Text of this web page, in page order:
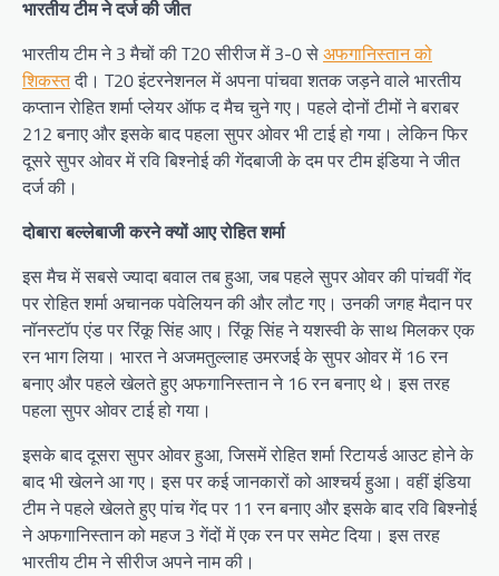
भारतीय टीम ने दर्ज की जीत
भारतीय टीम ने 3 मैचों की T20 सीरीज में 3-0 सेअफगानिस्तान को
शिकस्तदी। T20 इंटरनेशनल में अपना पांचवा शतक जड़ने वाले भारतीय
कप्तान रोहित शर्मा प्लेयर ऑफ द मैच चुने गए। पहले दोनों टीमों ने बराबर
212 बनाए और इसके बाद पहला सुपर ओवर भी टाई हो गया। लेकिन फिर
दूसरे सुपर ओवर में रवि बिश्नोई की गेंदबाजी के दम पर टीम इंडिया ने जीत
दर्ज की।
दोबारा बल्लेबाजी करने क्यों आए रोहित शर्मा
इस मैच में सबसे ज्यादा बवाल तब हुआ, जब पहले सुपर ओवर की पांचवीं गेंद
पर रोहित शर्मा अचानक पवेलियन की और लौट गए। उनकी जगह मैदान पर
नॉनस्टॉप एंड पर रिंकू सिंह आए। रिंकू सिंह ने यशस्वी के साथ मिलकर एक
रन भाग लिया। भारत ने अजमतुल्लाह उमरजई के सुपर ओवर में 16 रन
बनाए और पहले खेलते हुए अफगानिस्तान ने 16 रन बनाए थे। इस तरह
पहला सुपर ओवर टाई हो गया।
इसके बाद दूसरा सुपर ओवर हुआ, जिसमें रोहित शर्मा रिटायर्ड आउट होने के
बाद भी खेलने आ गए। इस पर कई जानकारों को आश्चर्य हुआ। वहीं इंडिया
टीम ने पहले खेलते हुए पांच गेंद पर 11 रन बनाए और इसके बाद रवि बिश्नोई
ने अफगानिस्तान को महज 3 गेंदों में एक रन पर समेट दिया। इस तरह
भारतीय टीम ने सीरीज अपने नाम की।